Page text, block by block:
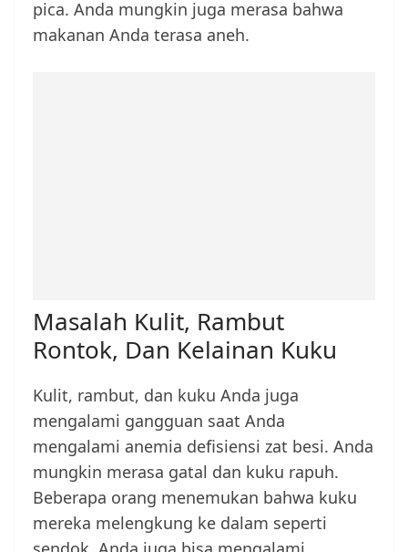
pica. Anda mungkin juga merasa bahwa
makanan Anda terasa aneh.
Masalah Kulit, Rambut
Rontok, Dan Kelainan Kuku
Kulit, rambut, dan kuku Anda juga
mengalami gangguan saat Anda
mengalami anemia defisiensi zat besi. Anda
mungkin merasa gatal dan kuku rapuh.
Beberapa orang menemukan bahwa kuku
mereka melengkung ke dalam seperti